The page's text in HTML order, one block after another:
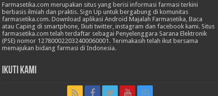
Farmasetika.com merupakan situs yang berisi informasi farmasi terkini
berbasis ilmiah dan praktis. Sign Up untuk bergabung di komunitas
farmasetika.com. Download aplikasi Android Majalah Farmasetika, Baca
atau Caping di smartphone, Ikuti twitter, instagram dan facebook kami. Situs
farmasetika.com telah terdaftar sebagai Penyelenggara Sarana Elektronik
(PSE) nomor 127800022032400060001. Terimakasih telah ikut bersama
memajukan bidang farmasi di Indonesia.
Ikuti Kami